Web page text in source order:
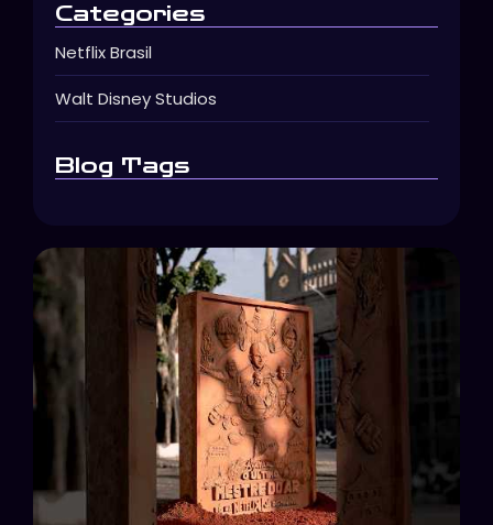
Categories
Netflix Brasil
Walt Disney Studios
Blog Tags